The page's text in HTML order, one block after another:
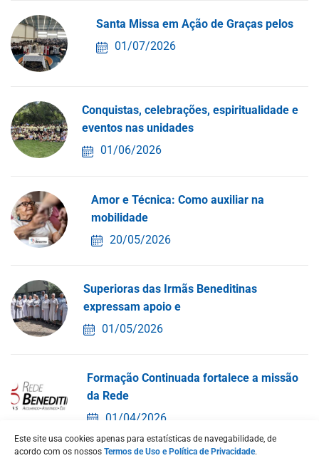
Este site usa cookies apenas para estatísticas de navegabilidade, de
acordo com os nossos Termos de Uso e Política de Privacidade.
Santa Missa em Ação de Graças pelos
01/07/2026
Conquistas, celebrações, espiritualidade e
eventos nas unidades
01/06/2026
Amor e Técnica: Como auxiliar na
mobilidade
20/05/2026
Superioras das Irmãs Beneditinas
expressam apoio e
01/05/2026
Formação Continuada fortalece a missão
da Rede
01/04/2026